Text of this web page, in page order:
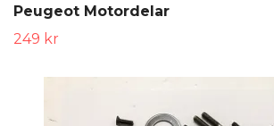
Peugeot Motordelar
249 kr